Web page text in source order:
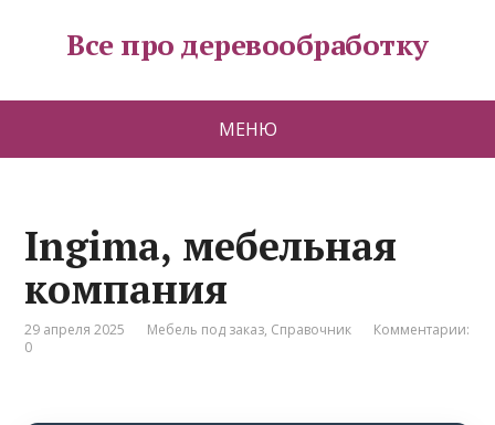
Все про деревообработку
МЕНЮ
Ingima, мебельная
компания
29 апреля 2025 Мебель под заказ, Справочник
Комментарии:
0